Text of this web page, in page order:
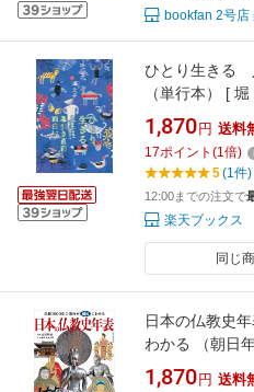
bookfan 2号店
ひとり生きる
（単行本） [
1,870 円 送料
17ポイント (1倍)
5(1件)
12:00までの注文で
楽天ブックス
同じ
日本の仏教史
わかる （朝日
1,870 円 送料